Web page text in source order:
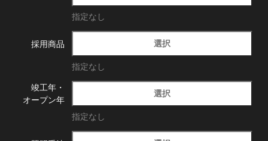
指定なし
採用商品 選択
指定なし
竣工年・
オープン年
選択
指定なし